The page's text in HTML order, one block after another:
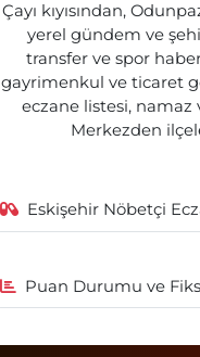
Çayı kıyısından,
yerel gündem ve
transfer ve spor
gayrimenkul ve ticaret
eczane listesi,
Merkezden
Eskişehir Nöbetçi
Puan Durumu ve